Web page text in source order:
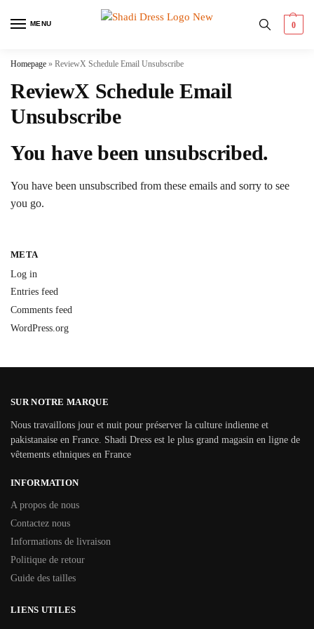
MENU 0
Homepage » ReviewX Schedule Email Unsubscribe
ReviewX Schedule Email
Unsubscribe
You have been unsubscribed.
You have been unsubscribed from these emails and sorry to see
you go.
META
Log in
Entries feed
Comments feed
WordPress.org
SUR NOTRE MARQUE
Nous travaillons jour et nuit pour préserver la culture indienne et
pakistanaise en France. Shadi Dress est le plus grand magasin en ligne de
vêtements ethniques en France
INFORMATION
A propos de nous
Contactez nous
Informations de livraison
Politique de retour
Guide des tailles
LIENS UTILES